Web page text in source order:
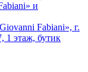
и
Fabiani», г.
1 этаж, бутик